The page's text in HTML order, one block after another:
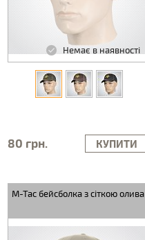
Немає в наявності
80 грн. КУПИТИ
M-Tac бейсболка з сіткою олива